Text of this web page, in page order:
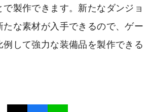
製作できます。新たなダンジョ
たな素材が入手できるので、ゲー
例して強力な装備品を製作できる